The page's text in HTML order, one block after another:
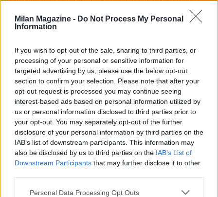
Milan Magazine - Do Not Process My Personal
Information
If you wish to opt-out of the sale, sharing to third parties, or
processing of your personal or sensitive information for
targeted advertising by us, please use the below opt-out
section to confirm your selection. Please note that after your
opt-out request is processed you may continue seeing
interest-based ads based on personal information utilized by
us or personal information disclosed to third parties prior to
your opt-out. You may separately opt-out of the further
disclosure of your personal information by third parties on the
IAB’s list of downstream participants. This information may
also be disclosed by us to third parties on the IAB’s List of
Downstream Participants that may further disclose it to other
Personal Data Processing Opt Outs
formazione di Poeta batte 91-86 Brescia, seconda al termine
della Regular Season, chiudendo così la serie sul 3-1 grazie ai
accelerare nel primo e nell'ultimo quarto. A questo punto,
l'Olimpia aspetta la sua avversaria: sarà una tra la Virtus
Bologna e Venezia, avanti 2-1.